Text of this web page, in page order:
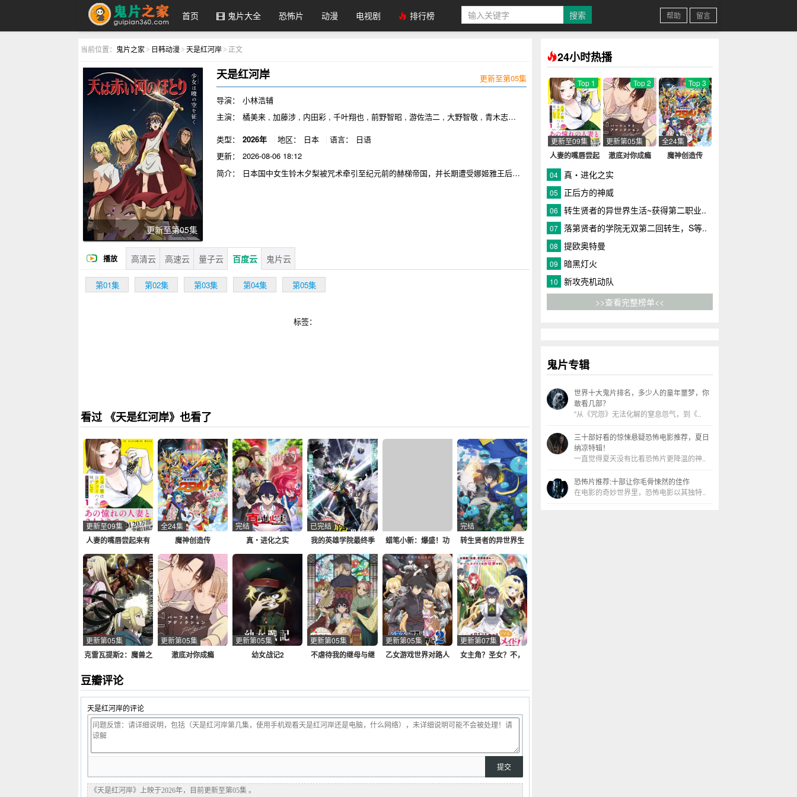
鬼片之家
首页 鬼片大全 恐怖片 动漫 电视剧 排行榜 帮助 留言
当前位置： 鬼片之家 > 日韩动漫 > 天是红河岸 > 正文
更新至第05集
天是红河岸
更新至第05集
导演：
小林浩辅
主演：
橘美来 , 加藤涉 , 内田彩 , 千叶翔也 , 前野智昭 , 游佐浩二 , 大野智敬 , 青木志贵 ,
类型：
2026年 地区： 日本 语言：
日语
更新：
2026-08-06 18:12
简介：
日本国中女生铃木夕梨被咒术牵引至纪元前的赫梯帝国，并长期遭受娜姬雅王后的
播放 高清云 高速云 量子云 百度云 鬼片云
第01集 第02集 第03集 第04集 第05集
标签：
看过 《天是红河岸》也看了
人妻的嘴唇尝起来有
罐装沙瓦的味道
更新至09集
魔神创造传
全24集
真・进化之实
完结
我的英雄学院最终季
已完结
蜡笔小新：爆盛！功
夫男孩.拉面大乱.
转生贤者的异世界生
活~获得第二职业，并
成为世界最强~
完结
克雷瓦提斯2：魔兽之
更新第05集
澈底对你成瘾
更新第05集
幼女战记2
更新第05集
不虐待我的继母与继
更新第05集
乙女游戏世界对路人
更新第05集
女主角？圣女？不，
更新第07集
豆瓣评论
天是红河岸的评论
《天是红河岸》上映于2026年，目前更新至第05集 。
24小时热播
人妻的嘴唇尝起
来有罐装沙瓦的
味道
Top 1
更新至09集
澈底对你成瘾
Top 2
更新第05集
魔神创造传
Top 3
全24集
04 真・进化之实
05 正后方的神威
06 转生贤者的异世界生活~获得第二职业..
07 落第贤者的学院无双第二回转生，S等..
08 提欧奥特曼
09 暗黑灯火
10
新攻壳机动队
>>查看完整榜单<<
鬼片专辑
世界十大鬼片排名，多少人的童年噩梦，你
敢看几部？
"从《咒怨》无法化解的窒息怨气，到《..
三十部好看的惊悚悬疑恐怖电影推荐，夏日
纳凉特辑！
一直觉得夏天没有比看恐怖片更降温的神..
恐怖片推荐:十部让你毛骨悚然的佳作
在电影的奇妙世界里，恐怖电影以其独特..